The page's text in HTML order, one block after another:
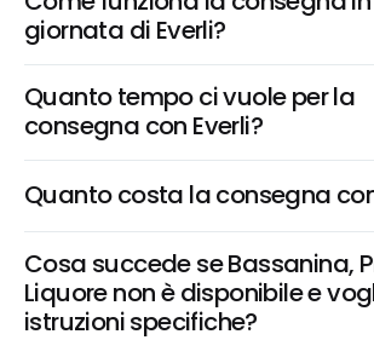
giornata di Everli?
Quanto tempo ci vuole per la
consegna con Everli?
Quanto costa la consegna
Cosa succede se Bassanina,
Liquore non è disponibile e
istruzioni specifiche?